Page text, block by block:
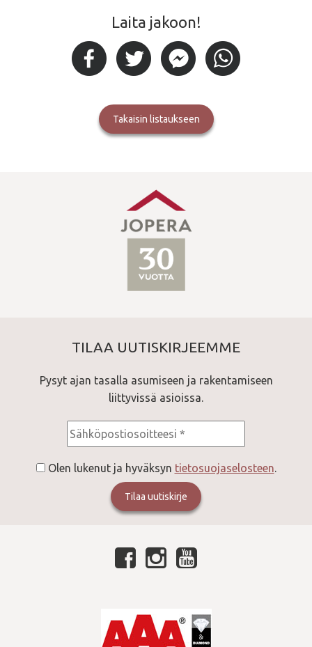
Laita jakoon!
takaisin listaukseen
TILAA UUTISKIRJEEMME
Pysyt ajan tasalla asumiseen ja rakentamiseen
liittyvissä asioissa.
Consent *
Olen lukenut ja hyväksyn tietosuojaselosteen.